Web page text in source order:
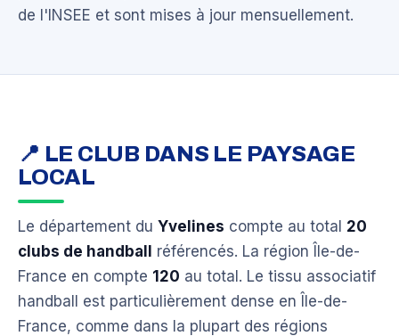
de l'INSEE et sont mises à jour mensuellement.
📍 LE CLUB DANS LE PAYSAGE
LOCAL
Le département du Yvelines compte au total 20
clubs de handball
référencés. La région Île-de-
France en compte 120 au total. Le tissu associatif
handball est particulièrement dense en Île-de-
France, comme dans la plupart des régions